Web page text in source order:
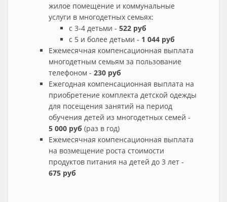
жилое помещение и коммунальные
услуги в многодетных семьях:
с 3-4 детьми - 522 руб
с 5 и более детьми - 1 044 руб
Ежемесячная компенсационная выплата
многодетным семьям за пользование
телефоном - 230 руб
Ежегодная компенсационная выплата на
приобретение комплекта детской одежды
для посещения занятий на период
обучения детей из многодетных семей -
5 000 руб (раз в год)
Ежемесячная компенсационная выплата
на возмещение роста стоимости
продуктов питания на детей до 3 лет -
675 руб